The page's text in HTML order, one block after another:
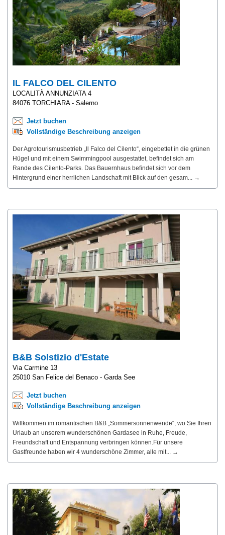
IL FALCO DEL CILENTO
LOCALITÀ ANNUNZIATA 4
84076 TORCHIARA - Salerno
Jetzt buchen
Vollständige Beschreibung anzeigen
Der Agrotourismusbetrieb „Il Falco del Cilento“, eingebettet in die grünen
Hügel und mit einem Swimmingpool ausgestattet, befindet sich am
Rande des Cilento-Parks. Das Bauernhaus befindet sich vor dem
Hintergrund einer herrlichen Landschaft mit Blick auf den gesam... →
B&B Solstizio d'Estate
Via Carmine 13
25010 San Felice del Benaco - Garda See
Jetzt buchen
Vollständige Beschreibung anzeigen
Willkommen im romantischen B&B „Sommersonnenwende“, wo Sie Ihren
Urlaub an unserem wunderschönen Gardasee in Ruhe, Freude,
Freundschaft und Entspannung verbringen können.Für unsere
Gastfreunde haben wir 4 wunderschöne Zimmer, alle mit... →